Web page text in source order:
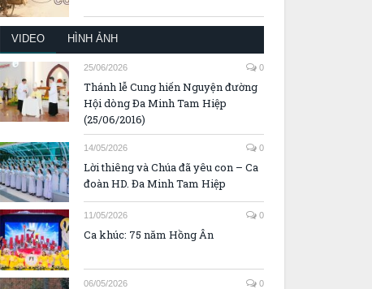
VIDEO HÌNH ẢNH
25/06/2026 0
Thánh lễ Cung hiến Nguyện đường
Hội dòng Đa Minh Tam Hiệp
(25/06/2016)
14/05/2026 0
Lời thiêng và Chúa đã yêu con – Ca
đoàn HD. Đa Minh Tam Hiệp
11/05/2026 0
Ca khúc: 75 năm Hồng Ân
06/05/2026 0